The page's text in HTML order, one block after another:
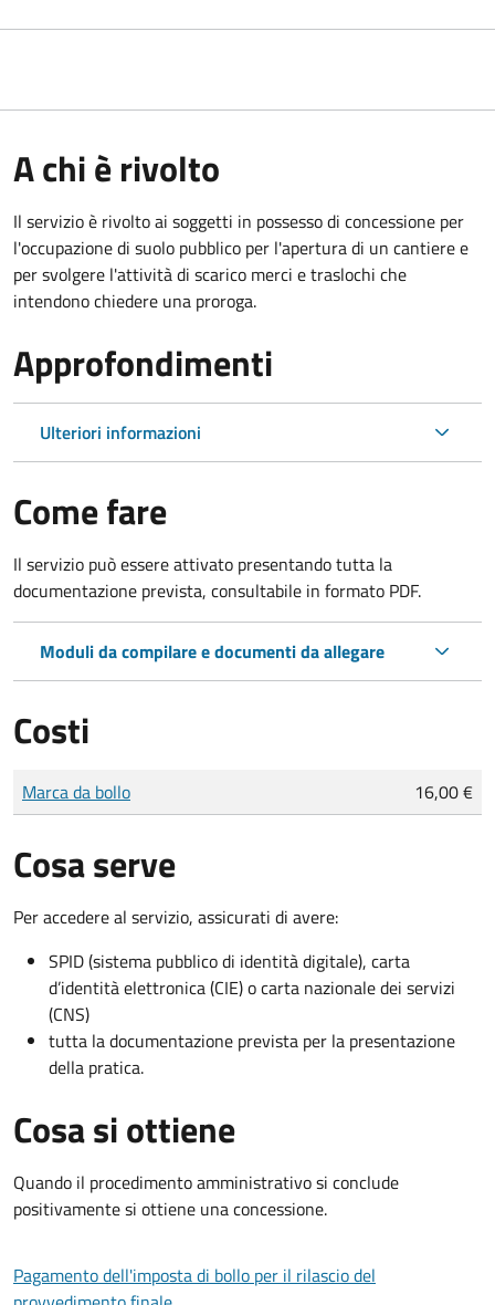
A chi è rivolto
Il servizio è rivolto ai soggetti in possesso di concessione per
l'occupazione di suolo pubblico per l'apertura di un cantiere e
per svolgere l'attività di scarico merci e traslochi che
intendono chiedere una proroga.
Approfondimenti
Ulteriori informazioni
Come fare
Il servizio può essere attivato presentando tutta la
documentazione prevista, consultabile in formato PDF.
Moduli da compilare e documenti da allegare
Costi
Tipo di pagamento
Importo
Marca da bollo 16,00 €
Cosa serve
Per accedere al servizio, assicurati di avere:
SPID (sistema pubblico di identità digitale), carta
d’identità elettronica (CIE) o carta nazionale dei servizi
(CNS)
tutta la documentazione prevista per la presentazione
della pratica.
Cosa si ottiene
Quando il procedimento amministrativo si conclude
positivamente si ottiene una concessione.
Pagamento dell'imposta di bollo per il rilascio del